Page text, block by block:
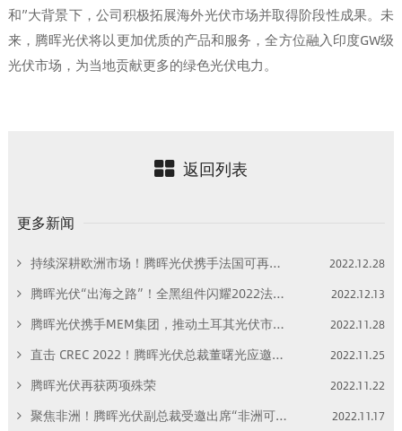
和”大背景下，公司积极拓展海外光伏市场并取得阶段性成果。未
来，腾晖光伏将以更加优质的产品和服务，全方位融入印度GW级
光伏市场，为当地贡献更多的绿色光伏电力。
返回列表
更多新闻
持续深耕欧洲市场！腾晖光伏携手法国可再生能源巨头Neoen打开欧洲市场新局面！ 2022.12.28
腾晖光伏“出海之路”！全黑组件闪耀2022法国蒙彼利埃国际能源展！ 2022.12.13
腾晖光伏携手MEM集团，推动土耳其光伏市场迈向新高度！ 2022.11.28
直击 CREC 2022！腾晖光伏总裁董曙光应邀出席高端对话， 聚焦“如何打造安全可靠低成本供应链”！ 2022.11.25
腾晖光伏再获两项殊荣 2022.11.22
聚焦非洲！腾晖光伏副总裁受邀出席“非洲可再生能源发展线上论坛”！ 2022.11.17